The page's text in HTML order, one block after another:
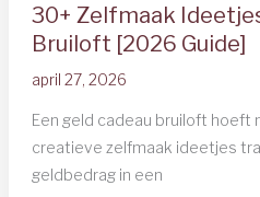
30+ Zelfmaak
Bruiloft [2026 Guide]
april 27, 2026
Een geld cadeau bruiloft hoeft
creatieve zelfmaak ideetjes
geldbedrag in een